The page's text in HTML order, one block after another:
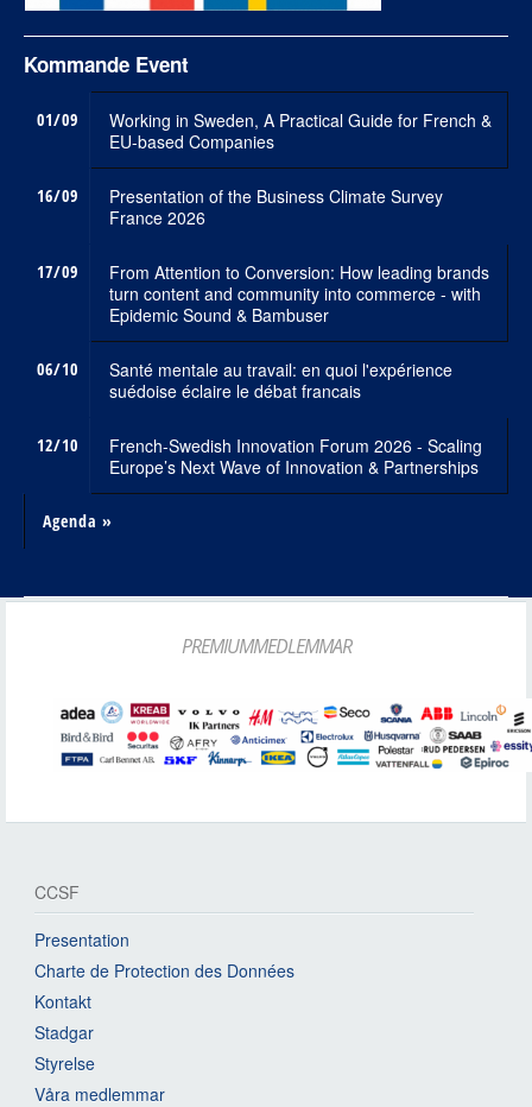
Kommande Event
01/09
Working in Sweden, A Practical Guide for French &
EU-based Companies
16/09
Presentation of the Business Climate Survey
France 2026
17/09
From Attention to Conversion: How leading brands
turn content and community into commerce - with
Epidemic Sound & Bambuser
06/10
Santé mentale au travail: en quoi l'expérience
suédoise éclaire le débat francais
12/10
French-Swedish Innovation Forum 2026 - Scaling
Europe’s Next Wave of Innovation & Partnerships
Agenda »
PREMIUMMEDLEMMAR
CCSF
Presentation
Charte de Protection des Données
Kontakt
Stadgar
Styrelse
Våra medlemmar